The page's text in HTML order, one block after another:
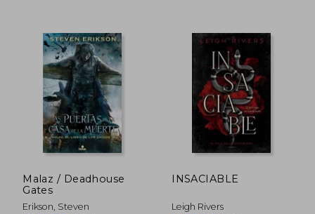
15%
dcto.
40%
dcto.
Malaz / Deadhouse
Gates
Erikson, Steven
INSACIABLE
Leigh Rivers